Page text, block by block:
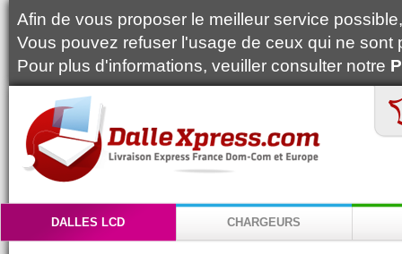
Afin de vous proposer le meilleur service
Vous pouvez refuser l'usage de ceux qui ne
Pour plus d'informations, veuiller consulter notre
DALLES LCD CHARGEURS